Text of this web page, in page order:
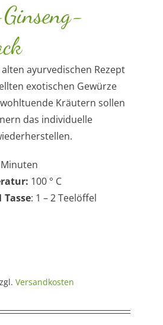
ayurvedischen Rezept
exotischen Gewürze
Kräutern sollen
das individuelle
Minuten
100 ° C
Tasse: 1 – 2 Teelöffel
Versandkosten